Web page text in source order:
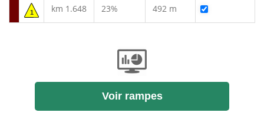
1 km 1.648 23% 492 m
Voir rampes